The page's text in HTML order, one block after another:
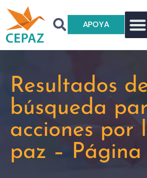
APOYA
Resultados
búsqueda
acciones por
paz – Página